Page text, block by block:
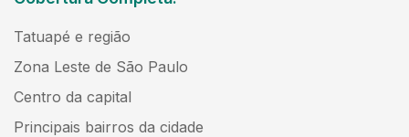
Tatuapé e região
Zona Leste de São Paulo
Centro da capital
Principais bairros da cidade